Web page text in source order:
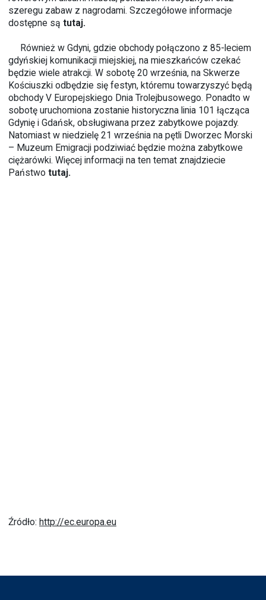
szeregu zabaw z nagrodami. Szczegółowe informacje
dostępne są tutaj.
Również w Gdyni, gdzie obchody połączono z 85-leciem
gdyńskiej komunikacji miejskiej, na mieszkańców czekać
będzie wiele atrakcji. W sobotę 20 września, na Skwerze
Kościuszki odbędzie się festyn, któremu towarzyszyć będą
obchody V Europejskiego Dnia Trolejbusowego. Ponadto w
sobotę uruchomiona zostanie historyczna linia 101 łącząca
Gdynię i Gdańsk, obsługiwana przez zabytkowe pojazdy.
Natomiast w niedzielę 21 września na pętli Dworzec Morski
– Muzeum Emigracji podziwiać będzie można zabytkowe
ciężarówki. Więcej informacji na ten temat znajdziecie
Państwo tutaj.
Źródło: http://ec.europa.eu